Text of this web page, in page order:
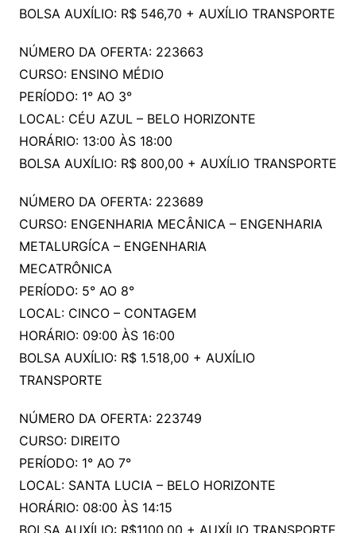
BOLSA AUXÍLIO: R$ 546,70 + AUXÍLIO TRANSPORTE
NÚMERO DA OFERTA: 223663
CURSO: ENSINO MÉDIO
PERÍODO: 1° AO 3°
LOCAL: CÉU AZUL – BELO HORIZONTE
HORÁRIO: 13:00 ÀS 18:00
BOLSA AUXÍLIO: R$ 800,00 + AUXÍLIO TRANSPORTE
NÚMERO DA OFERTA: 223689
CURSO: ENGENHARIA MECÂNICA – ENGENHARIA
METALURGÍCA – ENGENHARIA
MECATRÔNICA
PERÍODO: 5° AO 8°
LOCAL: CINCO – CONTAGEM
HORÁRIO: 09:00 ÀS 16:00
BOLSA AUXÍLIO: R$ 1.518,00 + AUXÍLIO
TRANSPORTE
NÚMERO DA OFERTA: 223749
CURSO: DIREITO
PERÍODO: 1° AO 7°
LOCAL: SANTA LUCIA – BELO HORIZONTE
HORÁRIO: 08:00 ÀS 14:15
BOLSA AUXÍLIO: R$1100,00 + AUXÍLIO TRANSPORTE